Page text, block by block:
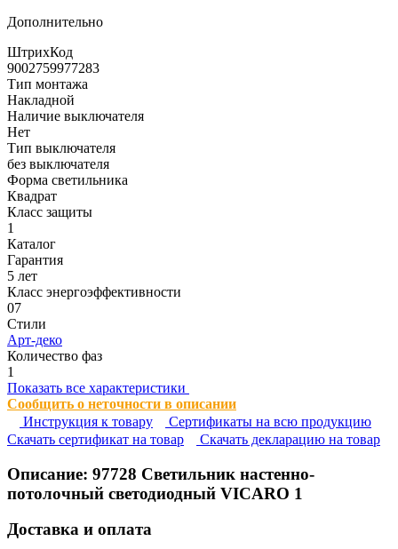
Дополнительно
ШтрихКод
9002759977283
Тип монтажа
Накладной
Наличие выключателя
Нет
Тип выключателя
без выключателя
Форма светильника
Квадрат
Класс защиты
1
Каталог
Гарантия
5 лет
Класс энергоэффективности
07
Стили
Арт-деко
Количество фаз
1
Показать все характеристики
Сообщить о неточности в описании
Инструкция к товару
Сертификаты на всю продукцию
Cкачать сертификат на товар
Cкачать декларацию на товар
Описание: 97728 Светильник настенно-
потолочный светодиодный VICARO 1
Доставка и оплата